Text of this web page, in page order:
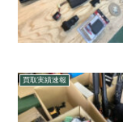
買取実績速報